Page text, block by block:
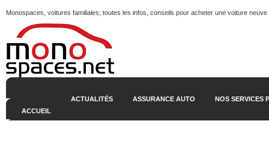
Monospaces, voitures familiales; toutes les infos, conseils pour acheter une voiture
ACCUEIL
ACTUALITÉS ASSURANCE AUTO NOS SERVICES